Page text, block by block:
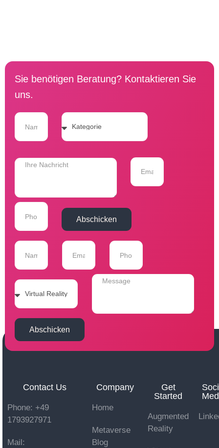
Sie benötigen Beratung? Kontaktieren Sie
uns.
Abschicken
Abschicken
Contact Us
Phone: +49
1793927971
Mail:
Company
Home
Metaverse
Blog
Get
Started
Augmented
Reality